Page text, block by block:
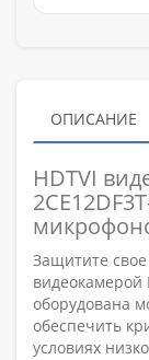
ОПИСАНИЕ
HDTVI
Защитите
видеокамерой
оборудована
обеспечить
условиях